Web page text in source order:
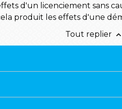
d'un licenciement sans
produit les effets d'une
Tout replier keyboard_arrow_up